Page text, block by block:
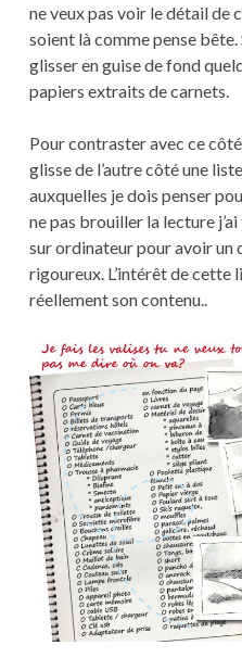
ne veux pas voir le détail de
soient là comme pense bête.
glisser en guise de fond
papiers extraits de carnets.
Pour contraster avec ce
glisse de l’autre côté une
auxquelles je dois penser
ne pas brouiller la lecture
sur ordinateur pour avoir un
rigoureux. L’intérêt de cette
réellement son contenu..